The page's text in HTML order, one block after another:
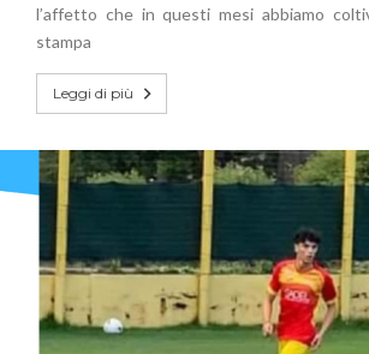
l’affetto che in questi mesi abbiamo
stampa
Leggi di più